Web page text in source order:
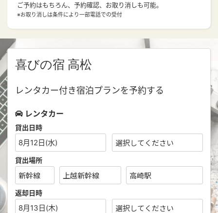
ご予約はもちろん、予約確認、お取り消しも可能。
※お取り消しは条件により一部電話での受付
喜びの宿 高松
レンタカー付き宿泊プランを予約する
レンタカー
貸出日時
8月12日(水)
貸出場所
返却日時
8月13日(木)